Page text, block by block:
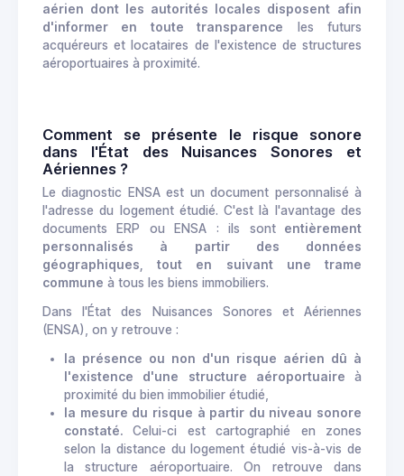
aérien dont les autorités locales disposent afin
d'informer en toute transparence les futurs
acquéreurs et locataires de l'existence de structures
aéroportuaires à proximité.
Comment se présente le risque sonore
dans l'État des Nuisances Sonores et
Aériennes ?
Le diagnostic ENSA est un document personnalisé à
l'adresse du logement étudié. C'est là l'avantage des
documents ERP ou ENSA : ils sontentièrement
personnalisés à partir des données
géographiques, tout en suivant une trame
commune à tous les biens immobiliers.
Dans l'État des Nuisances Sonores et Aériennes
(ENSA), on y retrouve :
la présence ou non d'un risque aérien dû à
l'existence d'une structure aéroportuaire à
proximité du bien immobilier étudié,
la mesure du risque à partir du niveau sonore
constaté.Celui-ci est cartographié en zones
selon la distance du logement étudié vis-à-vis de
la structure aéroportuaire. On retrouve dans